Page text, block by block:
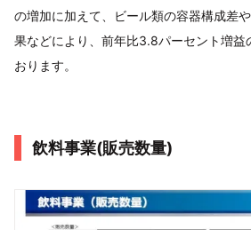
の増加に加えて、ビール類の容器構成差
果などにより、前年比3.8パーセント増益
おります。
飲料事業(販売数量)